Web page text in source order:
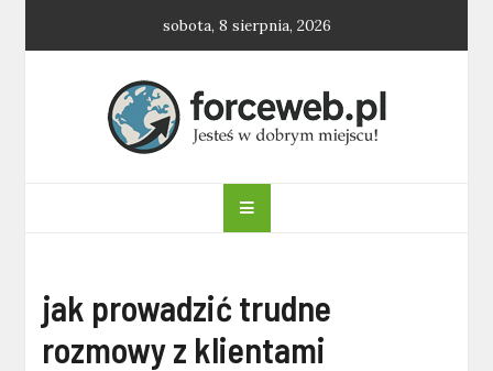
sobota, 8 sierpnia, 2026
forceweb.pl
jak prowadzić trudne
rozmowy z klientami